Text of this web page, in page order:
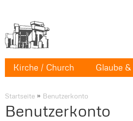
Kirche / Church Glaube
Startseite » Benutzerkonto
Benutzerkonto